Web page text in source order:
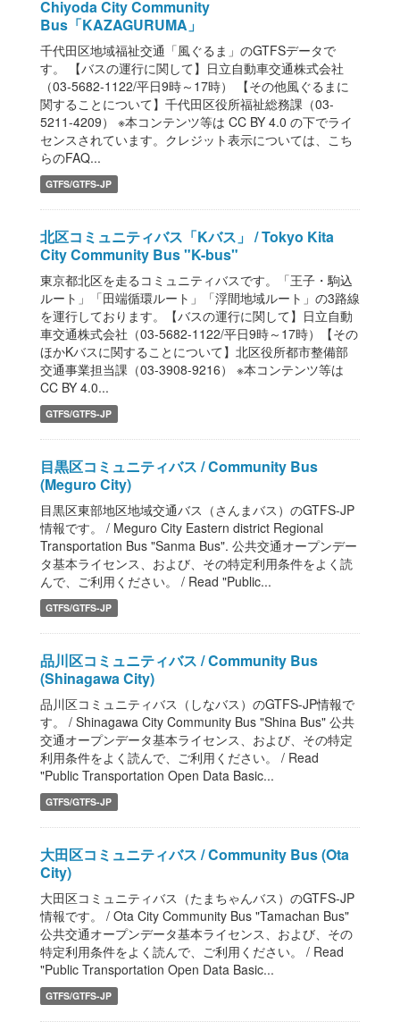
Chiyoda City Community
Bus「KAZAGURUMA」
千代田区地域福祉交通「風ぐるま」のGTFSデータで
す。 【バスの運行に関して】日立自動車交通株式会社
（03-5682-1122/平日9時～17時） 【その他風ぐるまに
関することについて】千代田区役所福祉総務課（03-
5211-4209） ※本コンテンツ等は CC BY 4.0 の下でライ
センスされています。クレジット表示については、こち
らのFAQ...
GTFS/GTFS-JP
北区コミュニティバス「Kバス」 / Tokyo Kita
City Community Bus "K-bus"
東京都北区を走るコミュニティバスです。「王子・駒込
ルート」「田端循環ルート」「浮間地域ルート」の3路線
を運行しております。【バスの運行に関して】日立自動
車交通株式会社（03-5682-1122/平日9時～17時）【その
ほかKバスに関することについて】北区役所都市整備部
交通事業担当課（03-3908-9216） ※本コンテンツ等は
CC BY 4.0...
GTFS/GTFS-JP
目黒区コミュニティバス / Community Bus
(Meguro City)
目黒区東部地区地域交通バス（さんまバス）のGTFS-JP
情報です。 / Meguro City Eastern district Regional
Transportation Bus "Sanma Bus". 公共交通オープンデー
タ基本ライセンス、および、その特定利用条件をよく読
んで、ご利用ください。 / Read "Public...
GTFS/GTFS-JP
品川区コミュニティバス / Community Bus
(Shinagawa City)
品川区コミュニティバス（しなバス）のGTFS-JP情報で
す。 / Shinagawa City Community Bus "Shina Bus" 公共
交通オープンデータ基本ライセンス、および、その特定
利用条件をよく読んで、ご利用ください。 / Read
"Public Transportation Open Data Basic...
GTFS/GTFS-JP
大田区コミュニティバス / Community Bus (Ota
City)
大田区コミュニティバス（たまちゃんバス）のGTFS-JP
情報です。 / Ota City Community Bus "Tamachan Bus"
公共交通オープンデータ基本ライセンス、および、その
特定利用条件をよく読んで、ご利用ください。 / Read
"Public Transportation Open Data Basic...
GTFS/GTFS-JP